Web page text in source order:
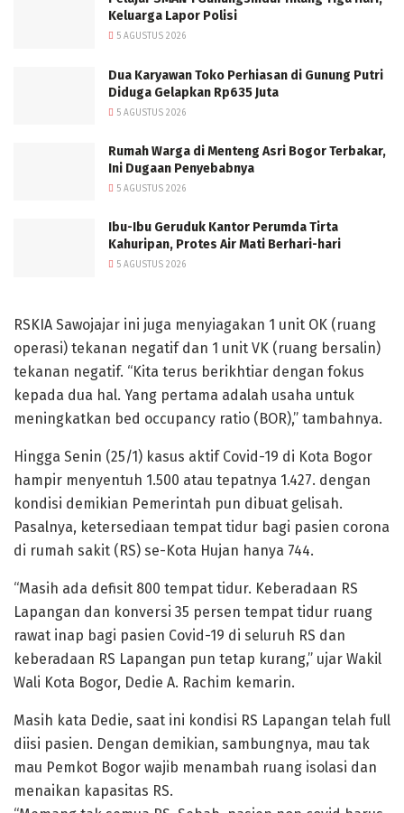
Keluarga Lapor Polisi
5 AGUSTUS 2026
Dua Karyawan Toko Perhiasan di Gunung Putri
Diduga Gelapkan Rp635 Juta
5 AGUSTUS 2026
Rumah Warga di Menteng Asri Bogor Terbakar,
Ini Dugaan Penyebabnya
5 AGUSTUS 2026
Ibu-Ibu Geruduk Kantor Perumda Tirta
Kahuripan, Protes Air Mati Berhari-hari
5 AGUSTUS 2026
RSKIA Sawojajar ini juga menyiagakan 1 unit OK (ruang
operasi) tekanan negatif dan 1 unit VK (ruang bersalin)
tekanan negatif. “Kita terus berikhtiar dengan fokus
kepada dua hal. Yang pertama adalah usaha untuk
meningkatkan bed occupancy ratio (BOR),” tambahnya.
Hingga Senin (25/1) kasus aktif Covid-19 di Kota Bogor
hampir menyentuh 1.500 atau tepatnya 1.427. dengan
kondisi demikian Pemerintah pun dibuat gelisah.
Pasalnya, ketersediaan tempat tidur bagi pasien corona
di rumah sakit (RS) se-Kota Hujan hanya 744.
“Masih ada defisit 800 tempat tidur. Keberadaan RS
Lapangan dan konversi 35 persen tempat tidur ruang
rawat inap bagi pasien Covid-19 di seluruh RS dan
keberadaan RS Lapangan pun tetap kurang,” ujar Wakil
Wali Kota Bogor, Dedie A. Rachim kemarin.
Masih kata Dedie, saat ini kondisi RS Lapangan telah full
diisi pasien. Dengan demikian, sambungnya, mau tak
mau Pemkot Bogor wajib menambah ruang isolasi dan
menaikan kapasitas RS.